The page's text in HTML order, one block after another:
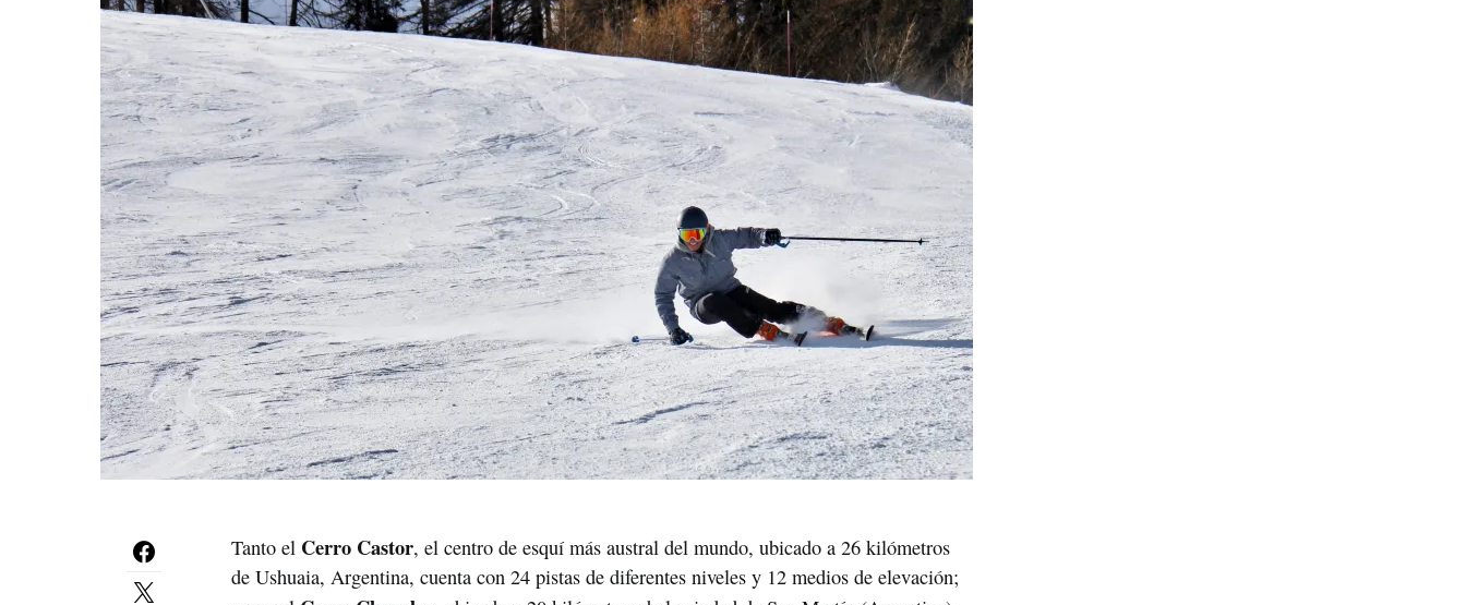
Tanto el Cerro Castor, el centro de esquí más austral del mundo, ubicado a 26 kilómetros
de Ushuaia, Argentina, cuenta con 24 pistas de diferentes niveles y 12 medios de elevación;